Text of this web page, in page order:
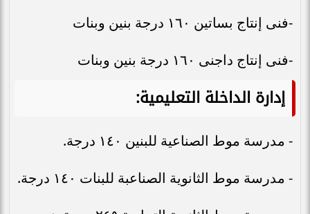
-فنى إنتاج بساتين ١٦٠ درجة بنين وبنات
-فنى إنتاج داجنى ١٦٠ درجة بنين وبنات
إدارة الداخلة التعليمية:
- مدرسة موط الصناعية للبنين ١٤٠ درجة.
- مدرسة موط الثانوية الصناعبة للبنات ١٤٠ درجة.